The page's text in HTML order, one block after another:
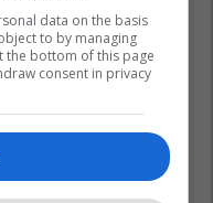
data on the basis
to by managing
the bottom of this page
consent in privacy